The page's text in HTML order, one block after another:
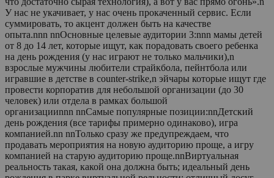
У нас не укачивает, у нас очень прокаченный сервис. Если
суммировать, то акцент должен быть на качестве
опыта.nnn nnОсновные целевые аудитории 3:nnn мамы детей
от 8 до 14 лет, которые ищут, как порадовать своего ребенка
на день рождения (у нас играют не только мальчики),n
взрослые мужчины любители страйкбола, пейнтбола или
игравшие в детстве в counter-strike,n эйчары которые ищут где
провести корпоратив для небольшой организации (до 30
человек) или отдела в рамках большой
организацииnnn nnСамые популярные позиции:nnДетский
день рождения (все тарифы примерно одинаково), игра
компанией.nn nnТолько сразу же предупреждаем, что
продавать мероприятия на новую аудиторию проще, а игру
компанией на старую аудиторию проще.nnВиртуальная
реальность такая, какой она должна быть; идеальный день